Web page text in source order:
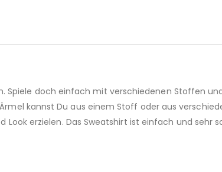
Spiele doch einfach mit verschiedenen Stoffen
kannst Du aus einem Stoff oder aus
erzielen. Das Sweatshirt ist einfach und sehr